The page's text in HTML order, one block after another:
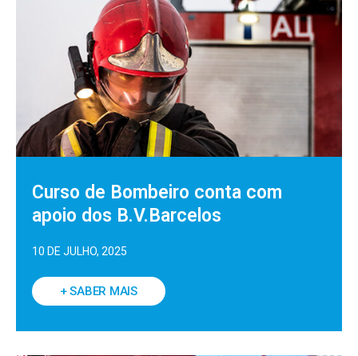
Curso de Bombeiro conta com
apoio dos B.V.Barcelos
10 DE JULHO, 2025
+ SABER MAIS